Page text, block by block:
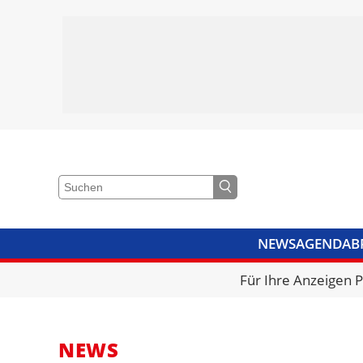
NEWSAGENDA
VIDEOSBIBLIOTHEK
Für Ihre Anzeigen
NEWS